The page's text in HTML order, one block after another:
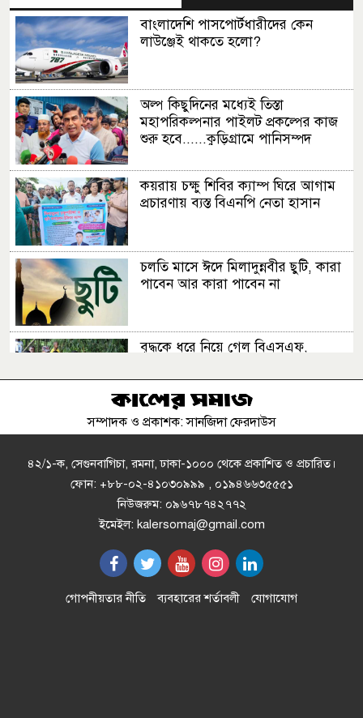
বাংলাদেশি পাসপোর্টধারীদের কেন
লাউঞ্জেই থাকতে হলো?
অল্প কিছুদিনের মধ্যেই তিস্তা
মহাপরিকল্পনার পাইলট প্রকল্পের কাজ
শুরু হবে......কুড়িগ্রামে পানিসম্পদ
কয়রায় চক্ষু শিবির ক্যাম্প ঘিরে আগাম
প্রচারণায় ব্যস্ত বিএনপি নেতা হাসান
চলতি মাসে ঈদে মিলাদুন্নবীর ছুটি, কারা
পাবেন আর কারা পাবেন না
বৃদ্ধকে ধরে নিয়ে গেল বিএসএফ,
পিএসসিতে নতুন চার সদস্য নিয়োগ
মানুষের কল্যাণে ঐক্যবদ্ধভাবে কাজ
করতে হবে: গণপূর্ত মন্ত্রী
নাঙ্গলকোটের ঢালুয়ায় শিক্ষাবৃত্তি পরীক্ষা
অনুষ্ঠিত
সম্পাদক ও প্রকাশক: সানজিদা ফেরদাউস
৪২/১-ক, সেগুনবাগিচা, রমনা, ঢাকা-১০০০ থেকে প্রকাশিত ও প্রচারিত।
ফোন: +৮৮-০২-৪১০৩০৯৯৯ , ০১৯৪৬৬৩৫৫৫১
নিউজরুম: ০৯৬৭৮৭৪২৭৭২
ইমেইল: kalersomaj@gmail.com
গোপনীয়তার নীতি ব্যবহারের শর্তাবলী যোগাযোগ